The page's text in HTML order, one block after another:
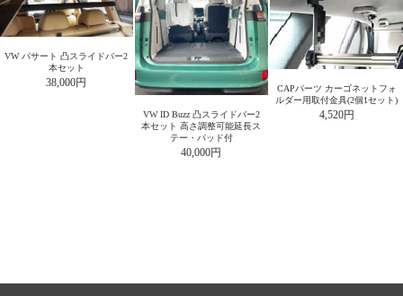
VW パサート 凸スライドバー2
本セット
38,000円
VW ID Buzz 凸スライドバー2
本セット 高さ調整可能延長ス
テー・パッド付
40,000円
CAPパーツ カーゴネットフォ
ルダー用取付金具(2個1セット)
4,520円